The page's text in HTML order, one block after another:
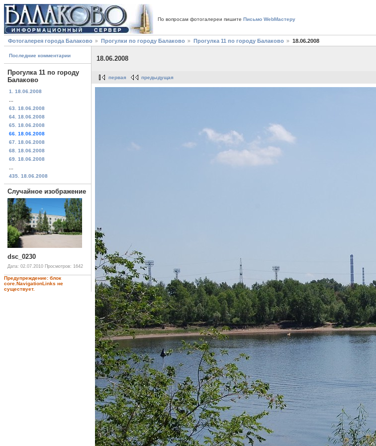
По вопросам фотогалереи пишите Письмо WebМастеру
Фотогалерея города Балаково Прогулки по городу Балаково Прогулка 11 по городу Балаково 18.06.2008
Последние комментарии
Прогулка 11 по городу
Балаково
1. 18.06.2008
63. 18.06.2008
64. 18.06.2008
65. 18.06.2008
66. 18.06.2008
67. 18.06.2008
68. 18.06.2008
69. 18.06.2008
435. 18.06.2008
Случайное изображение
dsc_0230
Дата: 02.07.2010 Просмотров: 1642
Предупреждение: блок
core.NavigationLinks не
существует.
18.06.2008
первая предыдущая